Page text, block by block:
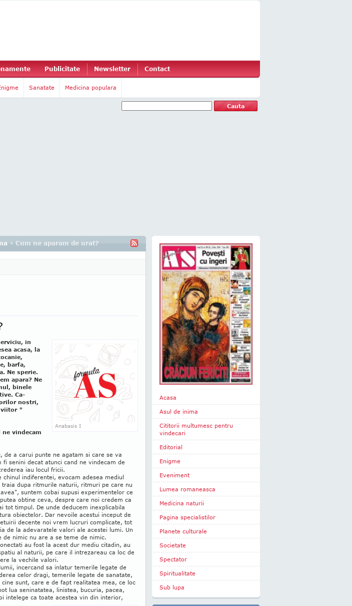
Publicitate Newsletter Contact
Sanatate Medicina populara
› Cum ne aparam de urat?
Anabasis I
in
acasa, la
barfa,
Ne sperie.
apara? Ne
binele
Ca-
nostri,
viitor *
vindecam
a carui punte ne agatam si care se va
senini decat atunci cand ne vindecam de
iau locul fricii.
indiferentei, evocam adesea mediul
dupa ritmurile naturii, ritmuri pe care nu
suntem cobai supusi experimentelor ce
obtine ceva, despre care noi credem ca
tot timpul. De unde deducem inexplicabila
obiectelor. Dar nevoile acestui inceput de
decente noi vrem lucruri complicate, tot
de la adevaratele valori ale acestei lumi. Un
de nimic nu are a se teme de nimic.
au fost la acest dur mediu citadin, au
al naturii, pe care il intrezareau ca loc de
la vechile valori.
incercand sa inlatur temerile legate de
celor dragi, temerile legate de sanatate,
sunt, care e de fapt realitatea mea, ce loc
lua seninatatea, linistea, bucuria, pacea,
intelege ca toate acestea vin din interior,
Acasa
Asul de inima
Cititorii multumesc pentru
vindecari
Editorial
Enigme
Eveniment
Lumea romaneasca
Medicina naturii
Pagina specialistilor
Planete culturale
Societate
Spectator
Spiritualitate
Sub lupa